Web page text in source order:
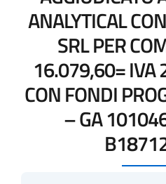
ANALYTICAL
SRL PER
16.079,60= IVA
CON FONDI
– GA